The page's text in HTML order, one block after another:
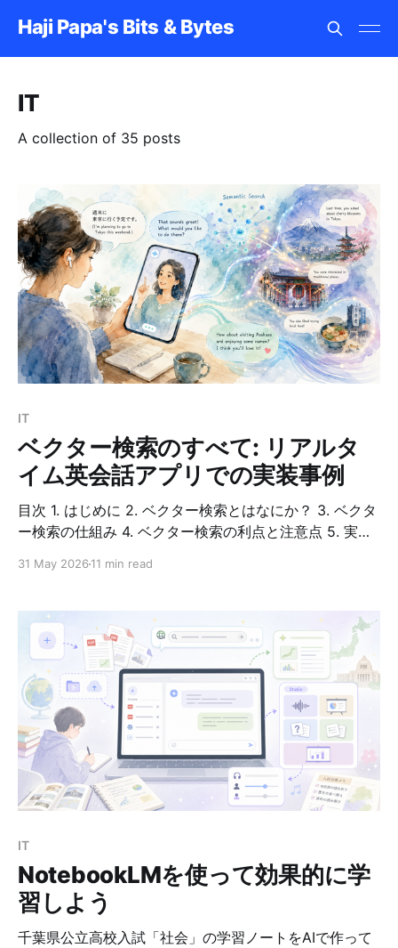
Haji Papa's Bits & Bytes
IT
A collection of 35 posts
IT
ベクター検索のすべて: リアルタ
イム英会話アプリでの実装事例
目次 1. はじめに 2. ベクター検索とはなにか？ 3. ベクタ
ー検索の仕組み 4. ベクター検索の利点と注意点 5. 実装
ら関連情報を効率よく見つけることが重要です。本ブロ
グでは、ベクター検索という技術について、実際のアプ
リケーション事例を交えながら解説します。 題材となる
のは、リアルタイム英会話アプリです。このアプリは、
ユーザーが以前のやり取りに言及する際に、セマンティ
ック（意味的）に関連する過去の会話を自動的に検索
し、LLMの文脈に含めることで、より自然で一貫した会
話を実現しています。 ベクター検索とはなにか？ ベク
ター検索の定義 ベクター検索（Vector Search または
Semantic Search）は、テキスト、画像、音声などのデ
検索を行う技術です。 従来のキーワード検索と異なり、
ベクター
31 May 2026 11 min read
IT
NotebookLMを使って効果的に学
習しよう
千葉県公立高校入試「社会」の学習ノートをAIで作って